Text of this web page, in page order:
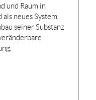
und Raum in
neues System
seiner Substanz